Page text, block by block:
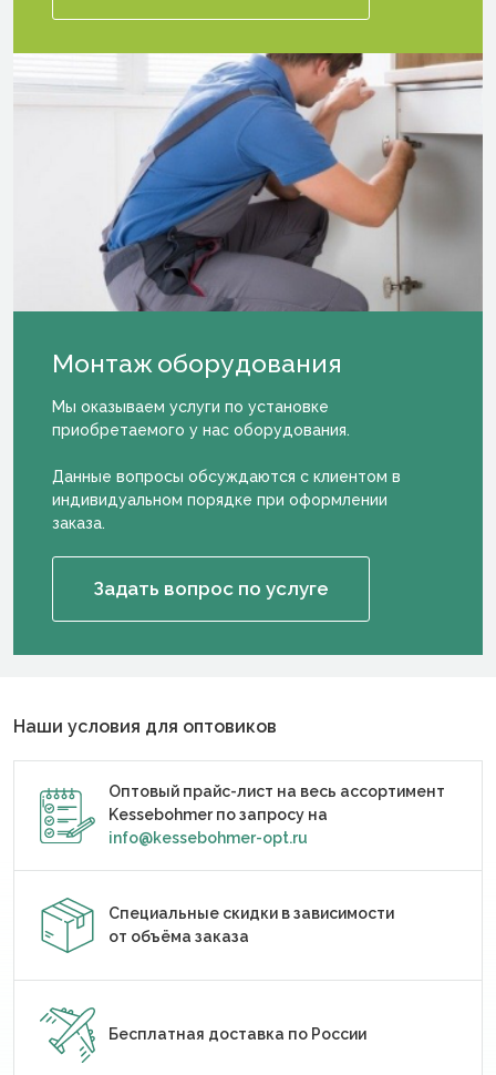
Монтаж оборудова­ния
Мы оказываем услуги по установке
приобретаемого у нас оборудования.
Данные вопросы обсуждаются с клиентом в
индивидуальном порядке при оформлении
заказа.
Задать вопрос по услуге
Наши условия для оптовиков
Оптовый прайс-лист на весь ассортимент
Kessebohmer по запросу на
info@kessebohmer-opt.ru
Специальные скидки в зависимости
от объёма заказа
Бесплатная доставка по России